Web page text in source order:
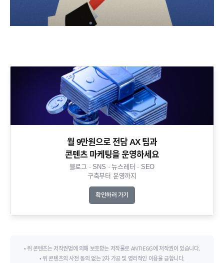
월 9만원으로 전담 AX 팀과
콘텐츠 마케팅을 운영하세요​
블로그 · SNS · 뉴스레터 · SEO
구축부터 운영까지​
확인하러 가기
• 위 콘텐츠는 저작권법에 의해 보호받는 저작물로 ANTIEGG에 저작권이 있습니다.
• 위 콘텐츠의 사전 동의 없는 2차 가공 및 영리적인 이용을 금합니다.